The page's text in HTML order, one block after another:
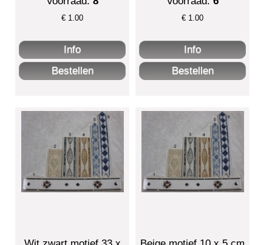
€ 1.00 € 1.00